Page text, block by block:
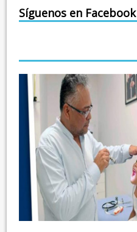
Síguenos en Facebook